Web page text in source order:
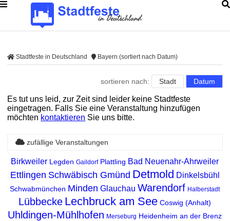
Stadtfeste in Deutschland Bayern (sortiert nach Datum)
sortieren nach: Stadt Datum
Es tut uns leid, zur Zeit sind leider keine Stadtfeste
eingetragen. Falls Sie eine Veranstaltung hinzufügen
möchten kontaktieren Sie uns bitte.
zufällige Veranstaltungen
Birkweiler Legden Gaildorf Plattling Bad Neuenahr-Ahrweiler
Ettlingen Schwäbisch Gmünd Detmold Dinkelsbühl
Schwabmünchen Minden Glauchau Warendorf Halberstadt
Lübbecke Lechbruck am See Coswig (Anhalt)
Uhldingen-Mühlhofen Merseburg Heidenheim an der Brenz